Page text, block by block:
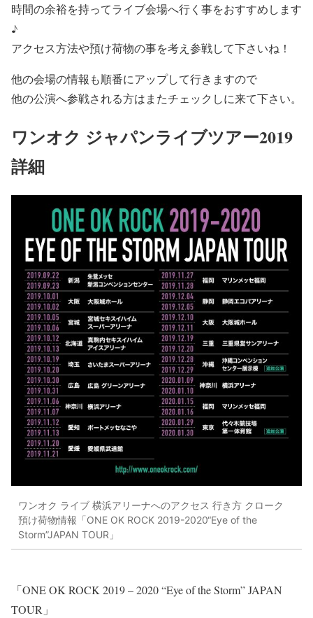
時間の余裕を持ってライブ会場へ行く事をおすすめします
♪
アクセス方法や預け荷物の事を考え参戦して下さいね！
他の会場の情報も順番にアップして行きますので
他の公演へ参戦される方はまたチェックしに来て下さい。
ワンオク ジャパンライブツアー2019
詳細
ワンオク ライブ 横浜アリーナへのアクセス 行き方 クローク
預け荷物情報「ONE OK ROCK 2019-2020“Eye of the
Storm”JAPAN TOUR」
「ONE OK ROCK 2019 – 2020 “Eye of the Storm” JAPAN
TOUR」